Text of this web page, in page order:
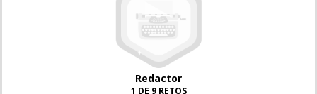
Redactor
1 DE 9 RETOS